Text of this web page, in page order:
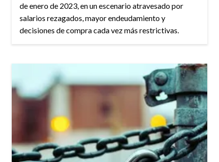
de enero de 2023, en un escenario atravesado por
salarios rezagados, mayor endeudamiento y
decisiones de compra cada vez más restrictivas.